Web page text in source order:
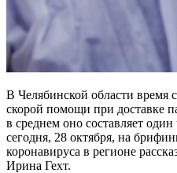
В Челябинской области время
скорой помощи при доставке
в среднем оно составляет
сегодня, 28 октября, на
коронавируса в регионе
Ирина Гехт.